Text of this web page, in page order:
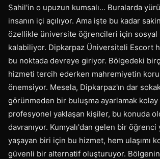
Sahil'in o upuzun kumsalı... Buralarda
insanın içi açılıyor. Ama işte bu kadar
özellikle üniversite öğrencileri için sosyal
kalabiliyor. Dipkarpaz Üniversiteli Escort
bu noktada devreye giriyor. Bölgedeki
hizmeti tercih ederken mahremiyetin
önemsiyor. Mesela, Dipkarpaz'ın dar
görünmeden bir buluşma ayarlamak kolay
profesyonel yaklaşan kişiler, bu konuda
davranıyor. Kumyalı'dan gelen bir öğrenci
yaşayan biri için bu hizmet, hem ulaşımı
güvenli bir alternatif oluşturuyor.